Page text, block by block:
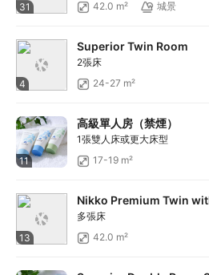
31
42.0 m²
城景
4
Superior Twin Room
2張床
24-27 m²
11
高級單人房（禁煙）
1張雙人床或更大床型
17-19 m²
13
多張床
42.0 m²